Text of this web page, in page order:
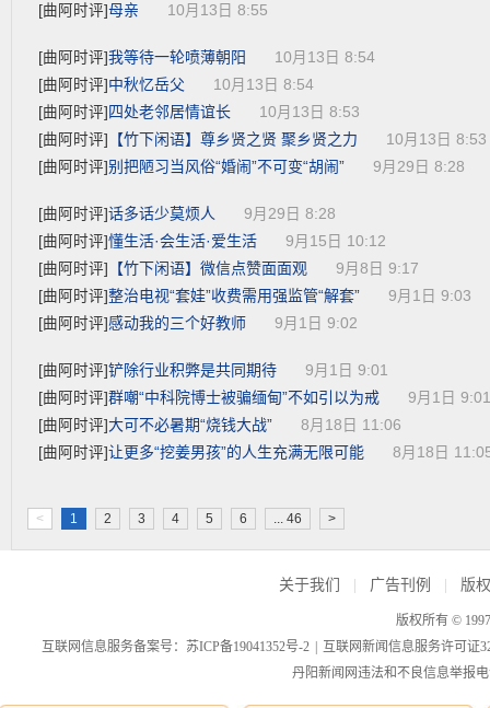
[曲阿时评]母亲 10月13日 8:55
[曲阿时评]我等待一轮喷薄朝阳
10月13日 8:54
[曲阿时评] 中秋忆岳父
10月13日 8:54
[曲阿时评] 四处老邻居情谊长
10月13日 8:53
[曲阿时评]
【竹下闲语】尊乡贤之贤 聚乡贤之力
10月13日 8:53
[曲阿时评]别把陋习当风俗“婚闹”不可变“胡闹” 9月29日 8:28
[曲阿时评]话多话少莫烦人
9月29日 8:28
[曲阿时评]懂生活·会生活·爱生活
9月15日 10:12
[曲阿时评]
【竹下闲语】微信点赞面面观
9月8日 9:17
[曲阿时评]整治电视“套娃”收费需用强监管“解套”
9月1日 9:03
[曲阿时评]感动我的三个好教师 9月1日 9:02
[曲阿时评]铲除行业积弊是共同期待
9月1日 9:01
[曲阿时评]群嘲“中科院博士被骗缅甸”不如引以为戒
9月1日 9:01
[曲阿时评]大可不必暑期“烧钱大战”
8月18日 11:06
[曲阿时评]让更多“挖姜男孩”的人生充满无限可能 8月18日
< 1 2 3 4 5 6 ... 46 >
关于我们 广告刊例 版
版权所有 ©
互联网信息服务备案号：苏ICP备19041352号-2
互联网新闻信息服务许可证
丹阳新闻网违法和不良信息举报电